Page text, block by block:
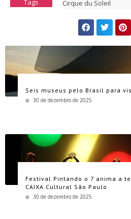
Tags Cirque du Soleil
Seis museus pelo Brasil para
30 de dezembro de 2025
Festival Pintando o 7 anima a
CAIXA Cultural São Paulo
30 de dezembro de 2025